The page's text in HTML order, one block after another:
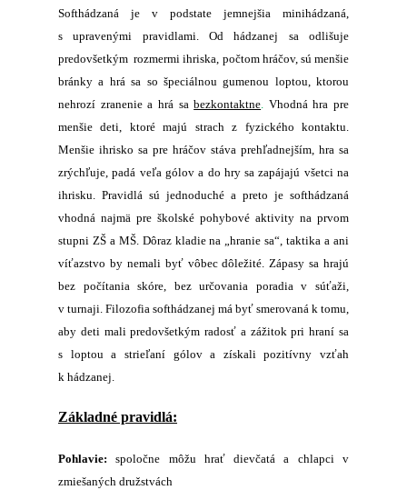
Kontakt
Softhádzaná je v podstate jemnejšia minihádzaná,
s upravenými pravidlami. Od hádzanej sa odlišuje
predovšetkým rozmermi ihriska, počtom hráčov, sú menšie
bránky a hrá sa so špeciálnou gumenou loptou, ktorou
nehrozí zranenie a hrá sabezkontaktne. Vhodná hra pre
menšie deti, ktoré majú strach z fyzického kontaktu.
Menšie ihrisko sa pre hráčov stáva prehľadnejším, hra sa
zrýchľuje, padá veľa gólov a do hry sa zapájajú všetci na
ihrisku. Pravidlá sú jednoduché a preto je softhádzaná
vhodná najmä pre školské pohybové aktivity na prvom
stupni ZŠ a MŠ. Dôraz kladie na „hranie sa“, taktika a ani
víťazstvo by nemali byť vôbec dôležité. Zápasy sa hrajú
bez počítania skóre, bez určovania poradia v súťaži,
v turnaji. Filozofia softhádzanej má byť smerovaná k tomu,
aby deti mali predovšetkým radosť a zážitok pri hraní sa
s loptou a strieľaní gólov a získali pozitívny vzťah
k hádzanej.
Základné pravidlá:
Pohlavie:spoločne môžu hrať dievčatá a chlapci v
zmiešaných družstvách